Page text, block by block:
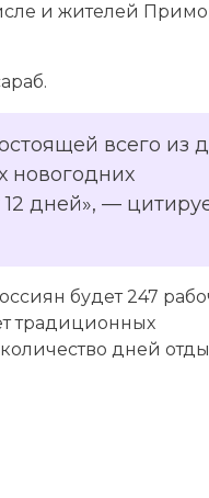
и жителей
всего из
новогодних
дней», —
будет 247
традиционных
дней